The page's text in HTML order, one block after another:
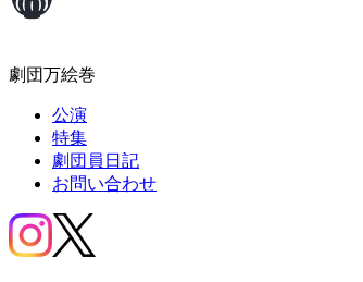
劇団万絵巻
公演
特集
劇団員日記
お問い合わせ